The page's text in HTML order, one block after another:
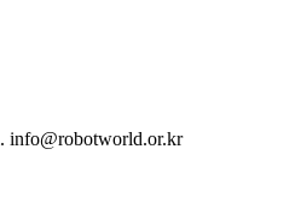
info@robotworld.or.kr